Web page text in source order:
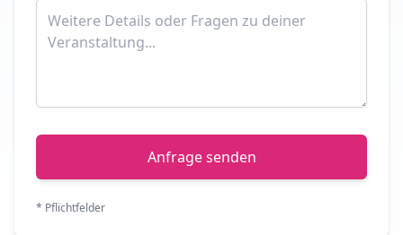
Anfrage senden
* Pflichtfelder